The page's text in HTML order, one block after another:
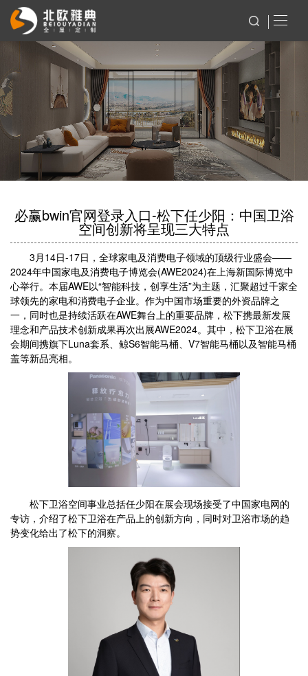
必赢bwin官网登录入口-松下任少阳：中国卫浴
空间创新将呈现三大特点
3月14日-17日，全球家电及消费电子领域的顶级行业盛会——
2024年中国家电及消费电子博览会(AWE2024)在上海新国际博览中
心举行。本届AWE以“智能科技，创享生活”为主题，汇聚超过千家全
球领先的家电和消费电子企业。作为中国市场重要的外资品牌之
一，同时也是持续活跃在AWE舞台上的重要品牌，松下携最新发展
理念和产品技术创新成果再次出展AWE2024。其中，松下卫浴在展
会期间携旗下Luna套系、鲸S6智能马桶、V7智能马桶以及智能马桶
盖等新品亮相。
松下卫浴空间事业总括任少阳在展会现场接受了中国家电网的
专访，介绍了松下卫浴在产品上的创新方向，同时对卫浴市场的趋
势变化给出了松下的洞察。